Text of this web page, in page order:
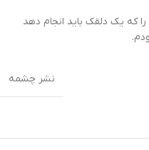
که یک دلقک باید انجام دهد
نشر چشمه